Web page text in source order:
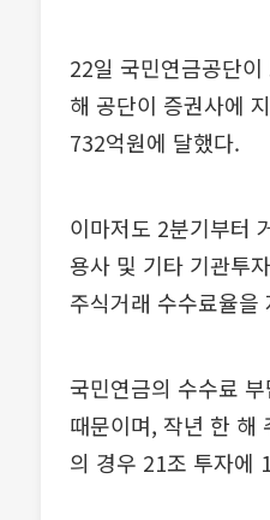
22일 국민연금공단
해 공단이 증권사에
732억원에 달했다.
이마저도 2분기부터
용사 및 기타 기관투
주식거래 수수료율
국민연금의 수수료
때문이며, 작년 한 해
의 경우 21조 투자에